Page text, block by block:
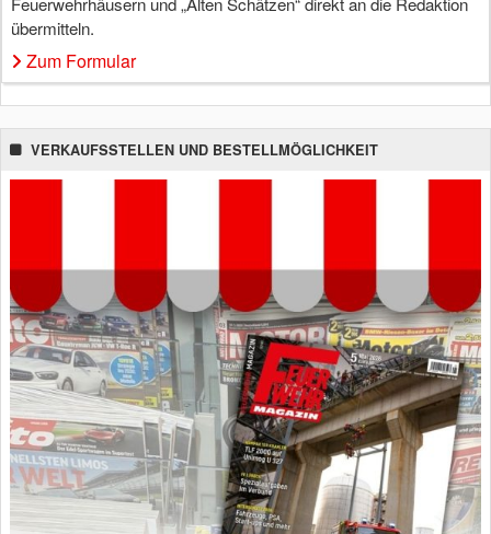
übermitteln.
Zum Formular
VERKAUFSSTELLEN UND BESTELLMÖGLICHKEIT